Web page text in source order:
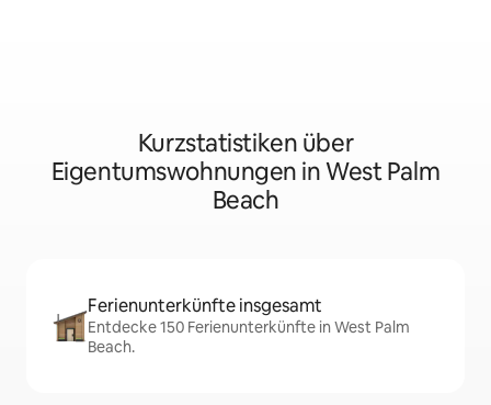
Kurzstatistiken über
Eigentumswohnungen in West Palm
Beach
Ferienunterkünfte insgesamt
Entdecke 150 Ferienunterkünfte in West Palm
Beach.